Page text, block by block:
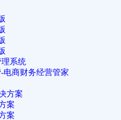
系统
电商财务经营管家
方案
案
案